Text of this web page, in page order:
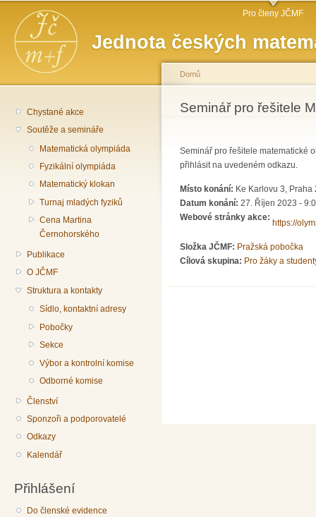
Jednota českých
Hlavní menu Pro členy JČMF
Chystané akce
Soutěže a semináře
Matematická olympiáda
Fyzikální olympiáda
Matematický klokan
Turnaj mladých fyziků
Cena Martina
Černohorského
Publikace
O JČMF
Struktura a kontakty
Sídlo, kontaktní adresy
Pobočky
Sekce
Výbor a kontrolní komise
Odborné komise
Členství
Sponzoři a podporovatelé
Odkazy
Kalendář
Přihlášení
Do členské evidence
Jste zde
Domů
Seminář pro řešitele
Seminář pro řešitele matematické
přihlásit na uvedeném odkazu.
Místo konání: Ke Karlovu 3,
Datum konání: 27. Říjen 2023 -
Webové stránky akce:
https://
Složka JČMF: Pražská pobočka
Cílová skupina: Pro žáky a